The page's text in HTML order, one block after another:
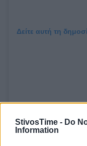
StivosTime - Do
Information
Δείτε αυτή τη